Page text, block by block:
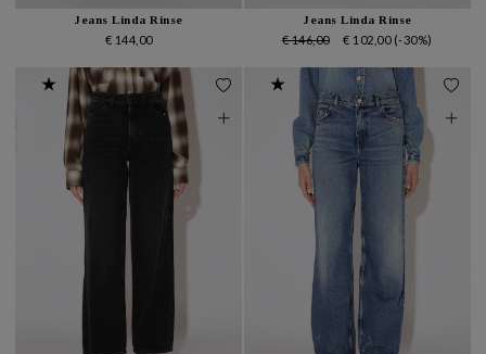
Jeans Linda Rinse
€ 144,00
Jeans Linda Rinse
€ 146,00 € 102,00 (-30%)
★ ★